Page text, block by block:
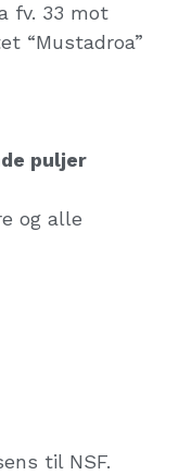
fv. 33 mot
“Mustadroa”
puljer
og alle
til NSF.